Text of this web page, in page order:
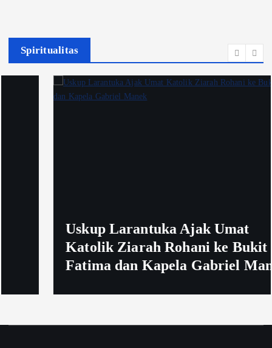
Spiritualitas
Uskup Larantuka Ajak Umat
Katolik Ziarah Rohani ke Bukit
Fatima dan Kapela Gabriel Manek